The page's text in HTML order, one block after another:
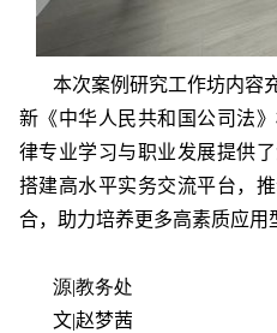
本次案例研究工作坊内容
新《中华人民共和国 公司法
律专业学习与职业发展提供
搭建高水平实务交流平台，
合，助力培养更多高素质应用
源|教务处
文|赵梦茜